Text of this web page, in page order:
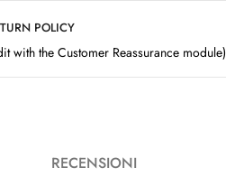
POLICY
with the Customer Reassurance module)
RECENSIONI